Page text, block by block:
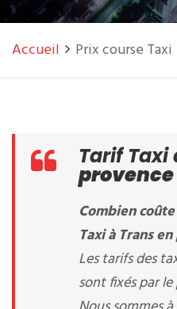
Accueil Prix course Taxi
Tarif Taxi
provence
Combien
Taxi à Trans
Les tarifs des
sont fixés par